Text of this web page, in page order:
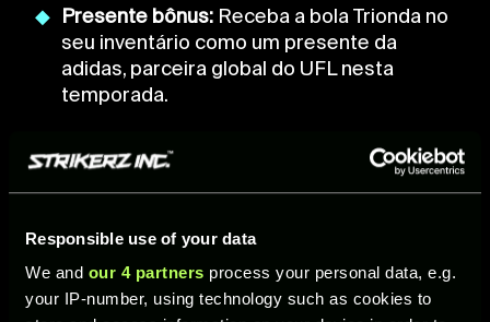
Responsible use of your data
We and our 4 partners process your personal data, e.g.
your IP-number, using technology such as cookies to
Presente bônus: Receba a bola Trionda no
seu inventário como um presente da
adidas, parceira global do UFL nesta
temporada.
FIGURINHAS LENDA DO FRANZ BECKENBAUER
E a joia do Passe de Equipe adidas Mundial:
Franz Beckenbauer. O próprio “Kaiser” chega
ao UFL com três figurinhas lenda exclusivas